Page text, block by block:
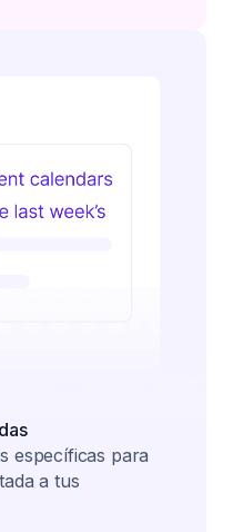
específicas para
a tus